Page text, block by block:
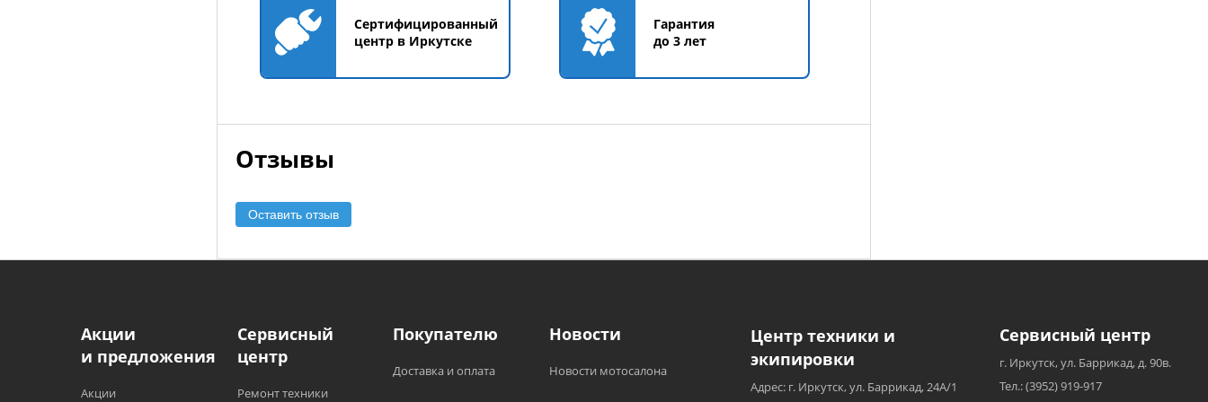
Сертифицированный
центр в Иркутске
Гарантия
до 3 лет
Отзывы
Оставить отзыв
Акции
и предложения
Акции
Сервисный
центр
Ремонт техники
Покупателю
Доставка и оплата
Новости
Новости мотосалона
Центр техники и
экипировки
Адрес: г. Иркутск, ул. Баррикад, 24А/1
Сервисный центр
г. Иркутск, ул. Баррикад, д. 90в.
Тел.: (3952) 919-917